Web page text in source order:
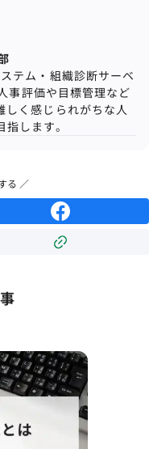
テム・組織診断サーベ
事評価や目標管理など
しく感じられがちな人
します。
る ／